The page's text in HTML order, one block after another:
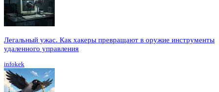
Легальный ужас. Как хакеры превращают в оружие инструменты
удаленного управления
infokek